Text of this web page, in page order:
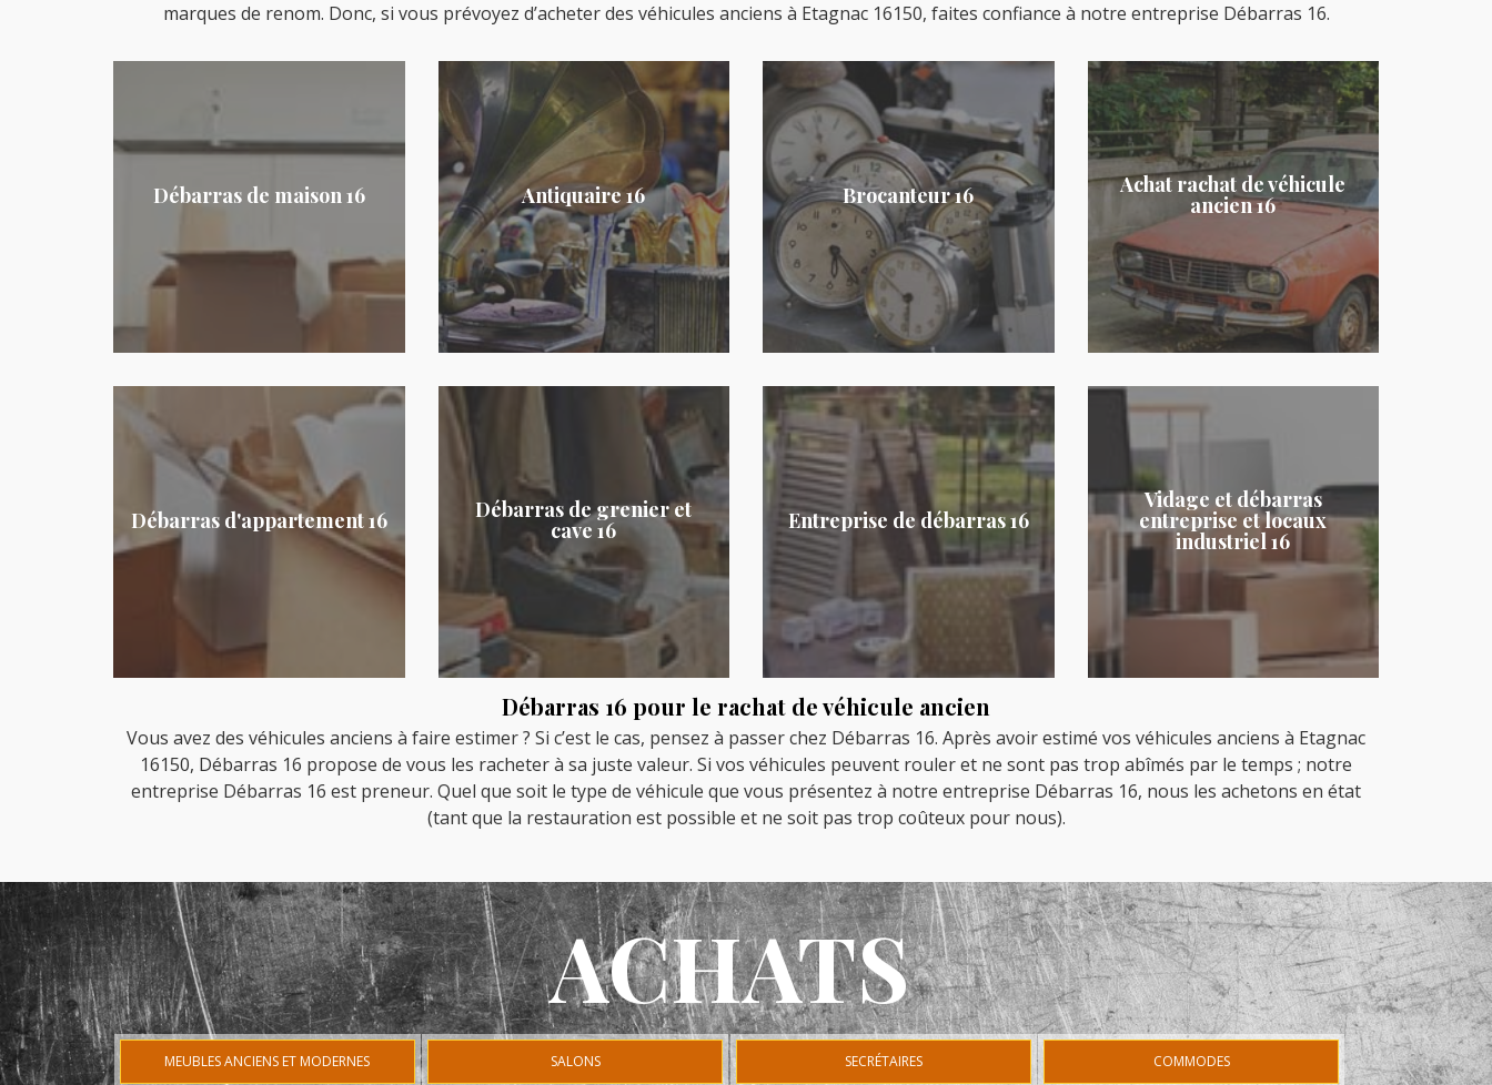
marques de renom. Donc, si vous prévoyez d’acheter des véhicules anciens à Etagnac 16150, faites confiance à notre entreprise Débarras 16.
Débarras de maison 16 Antiquaire 16 Brocanteur 16 Achat rachat de véhicule
ancien 16
Débarras d'appartement 16 Débarras de grenier et
cave 16 Entreprise de débarras 16
Vidage et débarras
entreprise et locaux
industriel 16
Débarras 16 pour le rachat de véhicule ancien
Vous avez des véhicules anciens à faire estimer ? Si c’est le cas, pensez à passer chez Débarras 16. Après avoir estimé vos véhicules anciens à Etagnac
16150, Débarras 16 propose de vous les racheter à sa juste valeur. Si vos véhicules peuvent rouler et ne sont pas trop abîmés par le temps ; notre
entreprise Débarras 16 est preneur. Quel que soit le type de véhicule que vous présentez à notre entreprise Débarras 16, nous les achetons en état
(tant que la restauration est possible et ne soit pas trop coûteux pour nous).
ACHATS
MEUBLES ANCIENS ET MODERNES SALONS SECRÉTAIRES COMMODES